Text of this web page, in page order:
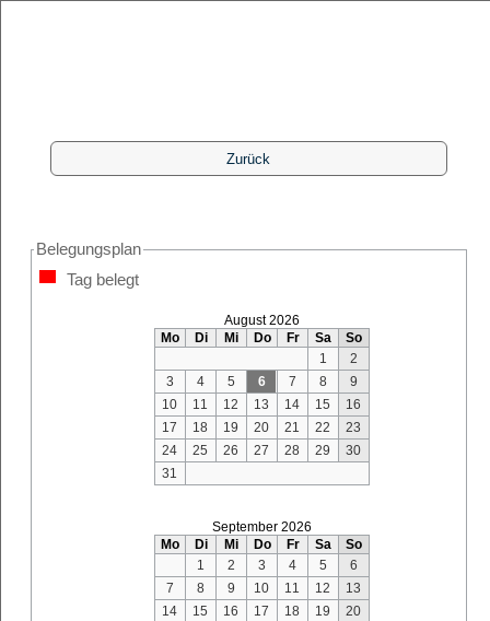
Belegungsplan
Tag belegt
August 2026
Mo
Di Mi Do Fr Sa
So
1
2
3
4 5 6 7 8
9
10
11 12 13 14 15
16
17
18 19 20 21 22
23
24
25 26 27 28 29
30
31
September 2026
Mo
Di Mi Do Fr Sa
So
1
2 3 4 5
6
7
8 9 10 11 12
13
14
15 16 17 18 19
20